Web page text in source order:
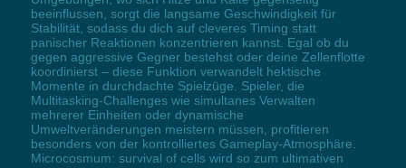
beeinflussen, sorgt die langsame Geschwindigkeit für
Stabilität, sodass du dich auf cleveres Timing statt
panischer Reaktionen konzentrieren kannst. Egal ob du
gegen aggressive Gegner bestehst oder deine Zellenflotte
koordinierst – diese Funktion verwandelt hektische
Momente in durchdachte Spielzüge. Spieler, die
Multitasking-Challenges wie simultanes Verwalten
mehrerer Einheiten oder dynamische
Umweltveränderungen meistern müssen, profitieren
besonders von der kontrolliertes Gameplay-Atmosphäre.
Microcosmum: survival of cells wird so zum ultimativen